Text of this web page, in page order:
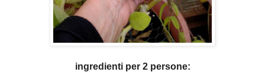
ingredienti per 2 persone: